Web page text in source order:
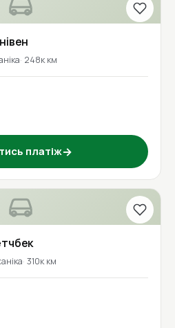
248к км
платіж→
310к км